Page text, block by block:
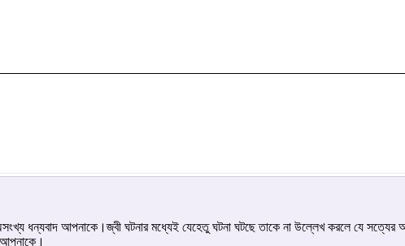
ধন্যবাদ আপনাকে।জ্বী ঘটনার মধ্যেই যেহেতু ঘটনা ঘটছে তাকে না উল্লেখ করলে যে
আপনাকে।